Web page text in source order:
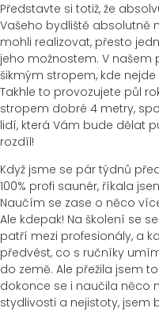
Představte si totiž, že
Vašeho bydliště absolutně
mohli realizovat, přesto
jeho možnostem. V našem
šikmým stropem, kde
Takhle to provozujete půl
stropem dobré 4 metry,
lidí, která Vám bude dělat
rozdíl!
Když jsme se pár týdnů
100% profi saunér, říkala
Naučím se zase o něco
Ale kdepak! Na školení se
patří mezi profesionály, a
předvést, co s ručníky
do země. Ale přežila jsem
dokonce se i naučila něco
stydlivosti a nejistoty, jsem